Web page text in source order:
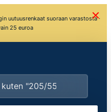
uutuusrenkaat suoraan varastosta ·
25 euroa